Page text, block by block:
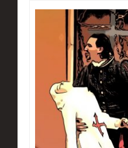
Filumena
Los enredos del
Entremeses
Historia